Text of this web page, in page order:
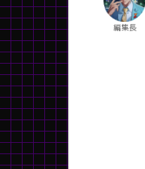
編集長